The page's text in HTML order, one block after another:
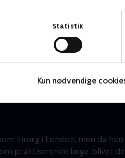
Statistik
Kun nødvendige
kirurg i London, men da
praktiserende læge, bliver